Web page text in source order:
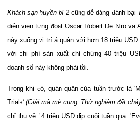
Khách sạn huyền bí 2cũng dễ dàng đánh bại
diễn viên từng đoạt Oscar Robert De Niro và
này xuống vị trí á quân với hơn 18 triệu USD
với chi phí sản xuất chỉ chừng 40 triệu
doanh số này không phải tồi.
Trong khi đó, quán quân của tuần trước là
Trials' (Giải mã mê cung: Thử nghiệm đất
chỉ thu về 14 triệu USD dịp cuối tuần qua.